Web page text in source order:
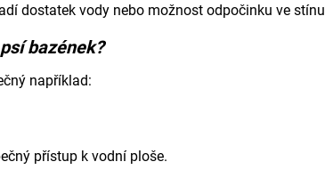
dostatek vody nebo možnost odpočinku ve stínu
bazének?
například:
přístup k vodní ploše.